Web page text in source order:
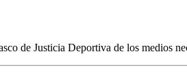
de Justicia Deportiva de los medios